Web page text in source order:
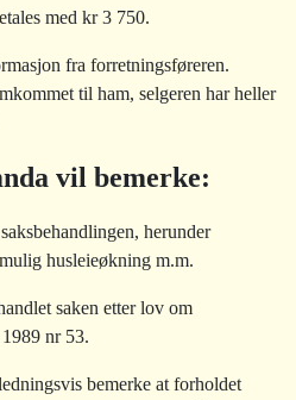
med kr 3 750.
fra forretningsføreren.
til ham, selgeren har heller
vil bemerke:
herunder
husleieøkning m.m.
saken etter lov om
nr 53.
bemerke at forholdet